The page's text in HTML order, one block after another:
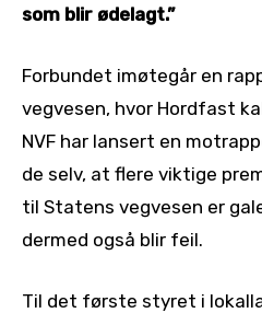
som blir ødelagt.”
Forbundet imøtegår en
vegvesen, hvor Hordfast
NVF har lansert en
de selv, at flere viktige
til Statens vegvesen er
dermed også blir feil.
Til det første styret i